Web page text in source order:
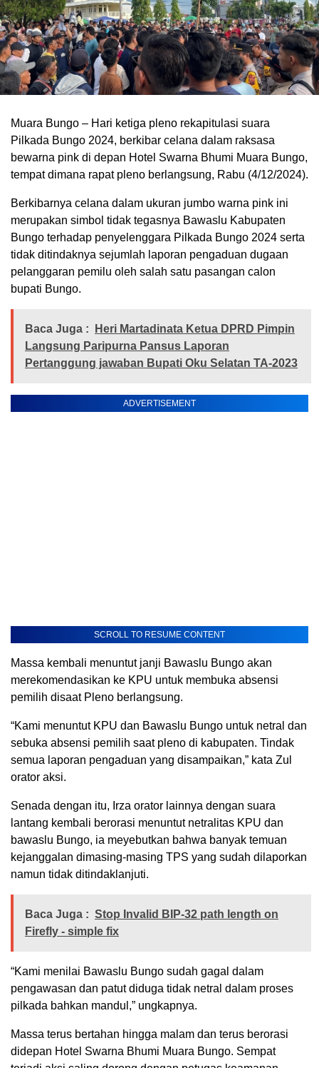
Muara Bungo – Hari ketiga pleno rekapitulasi suara
Pilkada Bungo 2024, berkibar celana dalam raksasa
bewarna pink di depan Hotel Swarna Bhumi Muara Bungo,
tempat dimana rapat pleno berlangsung, Rabu (4/12/2024).
Berkibarnya celana dalam ukuran jumbo warna pink ini
merupakan simbol tidak tegasnya Bawaslu Kabupaten
Bungo terhadap penyelenggara Pilkada Bungo 2024 serta
tidak ditindaknya sejumlah laporan pengaduan dugaan
pelanggaran pemilu oleh salah satu pasangan calon
bupati Bungo.
Baca Juga :
Heri Martadinata Ketua DPRD Pimpin
Langsung Paripurna Pansus Laporan
Pertanggung jawaban Bupati Oku Selatan TA-2023
ADVERTISEMENT
SCROLL TO RESUME CONTENT
Massa kembali menuntut janji Bawaslu Bungo akan
merekomendasikan ke KPU untuk membuka absensi
pemilih disaat Pleno berlangsung.
“Kami menuntut KPU dan Bawaslu Bungo untuk netral dan
sebuka absensi pemilih saat pleno di kabupaten. Tindak
semua laporan pengaduan yang disampaikan,” kata Zul
orator aksi.
Senada dengan itu, Irza orator lainnya dengan suara
lantang kembali berorasi menuntut netralitas KPU dan
bawaslu Bungo, ia meyebutkan bahwa banyak temuan
kejanggalan dimasing-masing TPS yang sudah dilaporkan
namun tidak ditindaklanjuti.
Baca Juga : Stop Invalid BIP-32 path length on
Firefly - simple fix
“Kami menilai Bawaslu Bungo sudah gagal dalam
pengawasan dan patut diduga tidak netral dalam proses
pilkada bahkan mandul,” ungkapnya.
Massa terus bertahan hingga malam dan terus berorasi
didepan Hotel Swarna Bhumi Muara Bungo. Sempat